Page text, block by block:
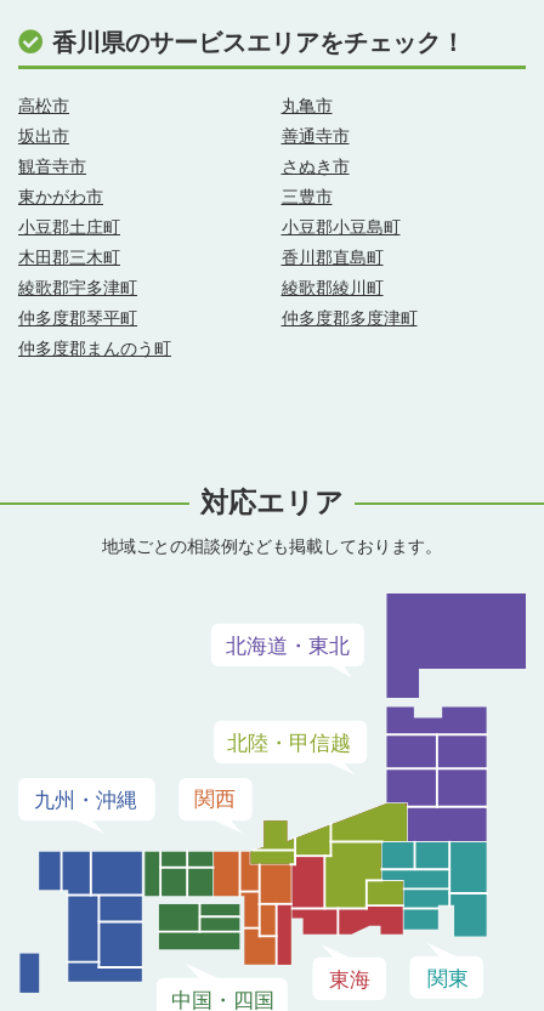
香川県のサービスエリアをチェック！
高松市
丸亀市
坂出市
善通寺市
観音寺市
さぬき市
東かがわ市
三豊市
小豆郡土庄町
小豆郡小豆島町
木田郡三木町
香川郡直島町
綾歌郡宇多津町
綾歌郡綾川町
仲多度郡琴平町
仲多度郡多度津町
仲多度郡まんのう町
対応エリア
地域ごとの相談例なども掲載しております。